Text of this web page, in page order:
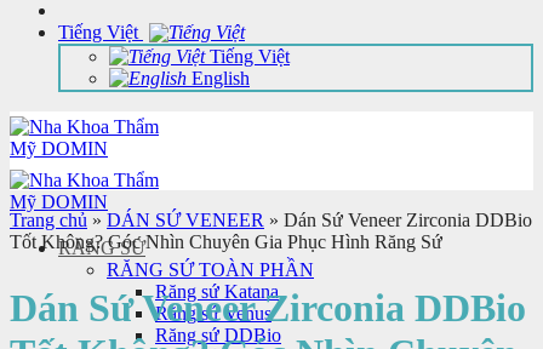
Tiếng Việt
Tiếng Việt
English
RĂNG SỨ
RĂNG SỨ TOÀN PHẦN
Răng sứ Katana
Răng sứ Venus
Răng sứ DDBio
Trang chủ » DÁN SỨ VENEER » Dán Sứ Veneer Zirconia DDBio
Tốt Không? Góc Nhìn Chuyên Gia Phục Hình Răng Sứ
Dán Sứ Veneer Zirconia DDBio